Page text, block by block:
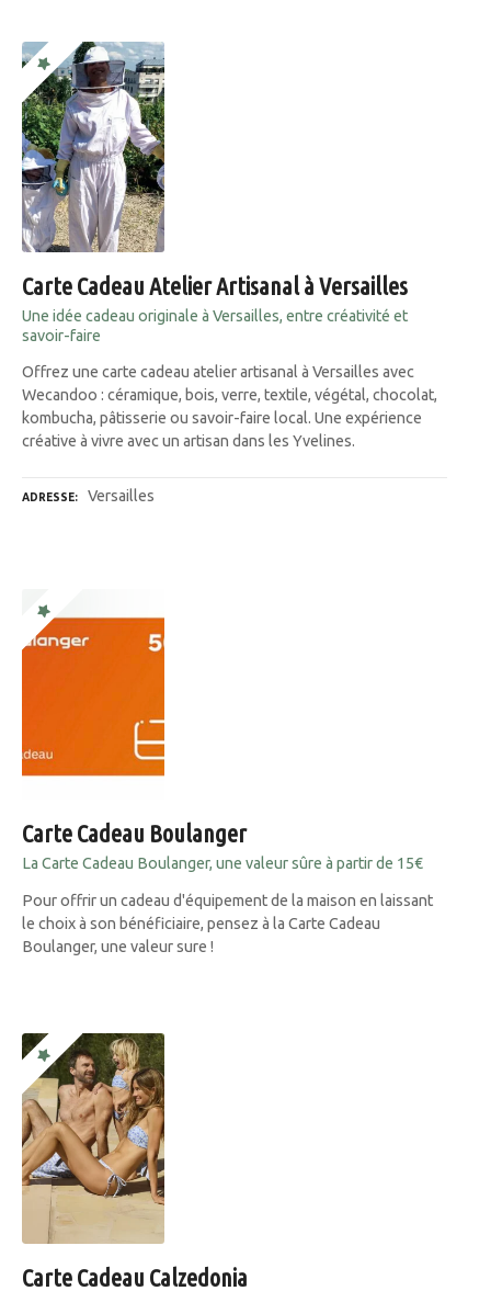
Carte Cadeau Atelier Artisanal à Versailles
Une idée cadeau originale à Versailles, entre créativité et
savoir-faire
Offrez une carte cadeau atelier artisanal à Versailles avec
Wecandoo : céramique, bois, verre, textile, végétal, chocolat,
kombucha, pâtisserie ou savoir-faire local. Une expérience
créative à vivre avec un artisan dans les Yvelines.
ADRESSE Versailles
Carte Cadeau Boulanger
La Carte Cadeau Boulanger, une valeur sûre à partir de 15€
Pour offrir un cadeau d'équipement de la maison en laissant
le choix à son bénéficiaire, pensez à la Carte Cadeau
Boulanger, une valeur sure !
Carte Cadeau Calzedonia